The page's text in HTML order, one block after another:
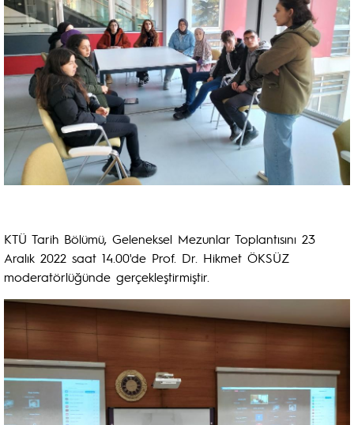
KTÜ Tarih Bölümü, Geleneksel Mezunlar Toplantısını 23
Aralık 2022 saat 14.00'de Prof. Dr. Hikmet ÖKSÜZ
moderatörlüğünde gerçekleştirmiştir.